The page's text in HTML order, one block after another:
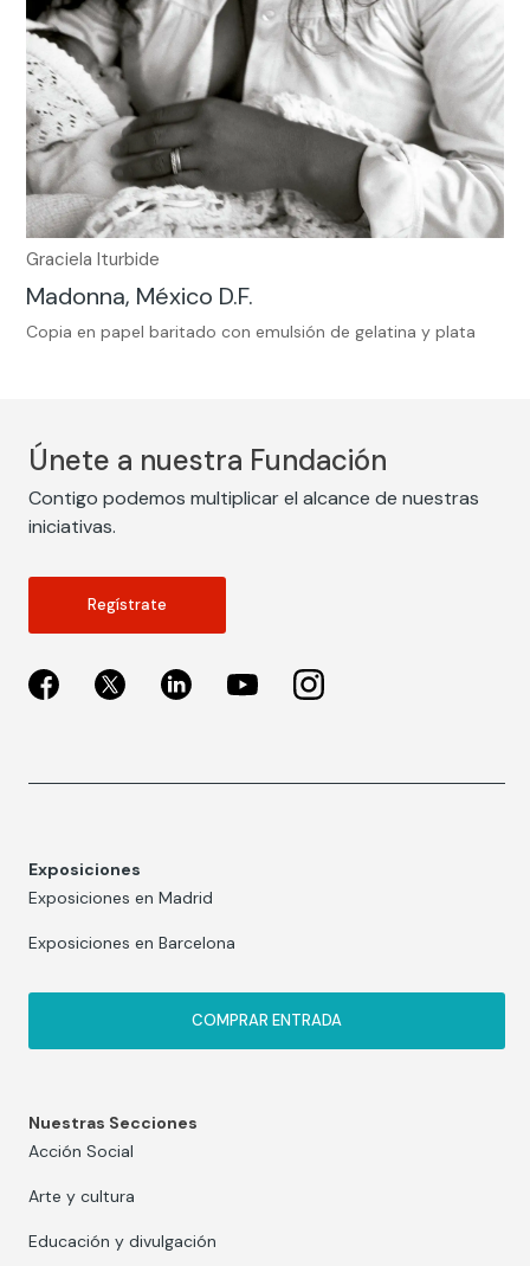
Graciela Iturbide
Madonna, México D.F.
Copia en papel baritado con emulsión de gelatina y plata
Únete a nuestra Fundación
Contigo podemos multiplicar el alcance de nuestras
iniciativas.
Regístrate
Exposiciones
Exposiciones en Madrid
Exposiciones en Barcelona
COMPRAR ENTRADA
Nuestras Secciones
Acción Social
Arte y cultura
Educación y divulgación